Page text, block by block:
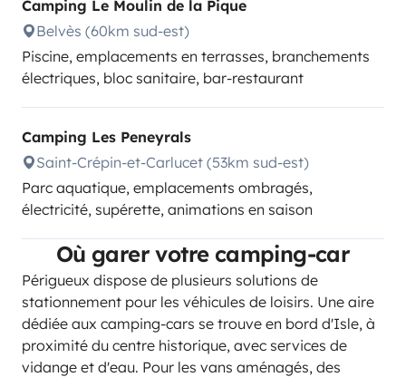
Camping Le Moulin de la Pique
Belvès (60km sud-est)
Piscine, emplacements en terrasses, branchements
électriques, bloc sanitaire, bar-restaurant
Camping Les Peneyrals
Saint-Crépin-et-Carlucet (53km sud-est)
Parc aquatique, emplacements ombragés,
électricité, supérette, animations en saison
Où garer votre camping-car
Périgueux dispose de plusieurs solutions de
stationnement pour les véhicules de loisirs. Une aire
dédiée aux camping-cars se trouve en bord d'Isle, à
proximité du centre historique, avec services de
vidange et d'eau. Pour les vans aménagés, des